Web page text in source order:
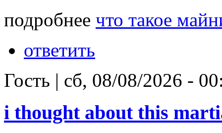
подробнее что такое
ответить
Гость | сб, 08/08/2026 -
i thought about this